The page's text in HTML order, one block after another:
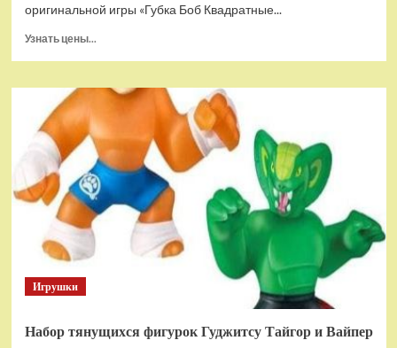
оригинальной игры «Губка Боб Квадратные...
Узнать цены...
Игра
Sponge
Bob
SquarePants
Battle
For
Bikini
Bottom
Rehydrated
(XBOX
Игрушки
Набор тянущихся фигурок Гуджитсу Тайгор и Вайпер